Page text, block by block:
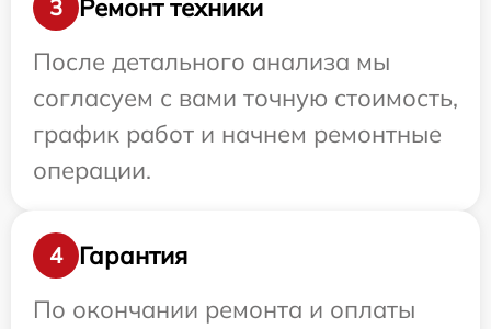
3
Ремонт техники
После детального анализа мы
согласуем с вами точную стоимость,
график работ и начнем ремонтные
операции.
4
Гарантия
По окончании ремонта и оплаты